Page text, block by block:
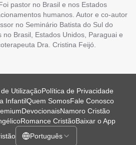
pastor no Brasil e nos Estados
humanos. Autor e co-autor
no Seminário Batista do Sul do
no Brasil, Estados Unidos, Paraguai e
Dra. Cristina Feijó.
UtilizaçãoPolítica de Privacidade
InfantilQuem SomosFale Conosco
DevocionaisNamoro Cristão
Romance CristãoBaixar o App
Português